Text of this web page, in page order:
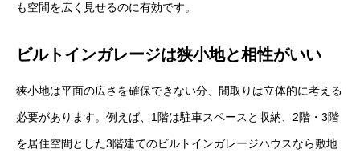
も空間を広く見せるのに有効です。
ビルトインガレージは狭小地と相性がいい
狭小地は平面の広さを確保できない分、間取りは立体的に考える
必要があります。例えば、1階は駐車スペースと収納、2階・3階
を居住空間とした3階建てのビルトインガレージハウスなら敷地